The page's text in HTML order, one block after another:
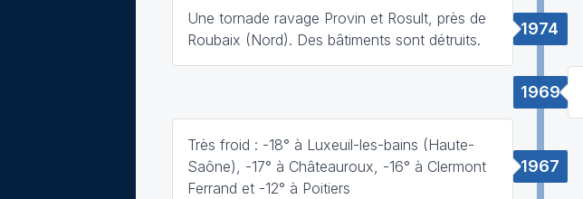
1974
Une tornade ravage Provin et Rosult, près de
Roubaix (Nord). Des bâtiments sont détruits.
1969
1967
Très froid : -18° à Luxeuil-les-bains (Haute-
Saône), -17° à Châteauroux, -16° à Clermont
Ferrand et -12° à Poitiers